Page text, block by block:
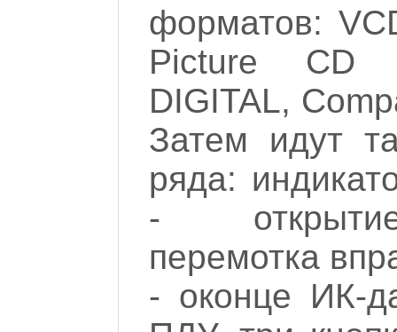
форматов:
Picture CD
DIGITAL,
Затем идут
ряда:
-
перемотка
- оконце ИК-